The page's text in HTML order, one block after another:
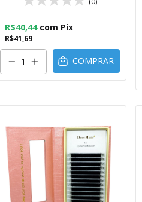
R$41,69
R$40,44 com Pix
COMPRAR